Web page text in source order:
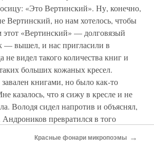
«Это Вертинский». Ну, конечно,
Вертинский, но нам хотелось, чтобы
«Вертинский» — долговязый
— вышел, и нас пригласили в
не видел такого количества книг и
больших кожаных кресел.
книгами, но было как-то
казалось, что я сижу в кресле и не
Володя сидел напротив и объяснял,
превратился в того
немножко не бытовым голосом,
Красные фонари микропоэмы →